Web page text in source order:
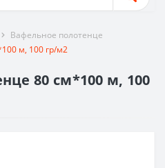
Вафельное полотенце
м, 100 гр/м2
80 см*100 м, 100